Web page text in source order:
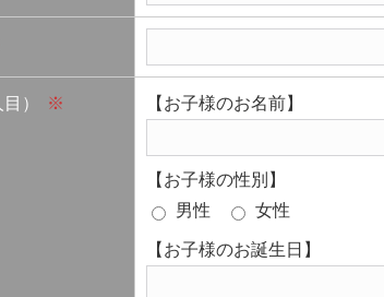
） ※ 【お子様のお名前】
【お子様の性別】
男性
女性
【お子様のお誕生日】